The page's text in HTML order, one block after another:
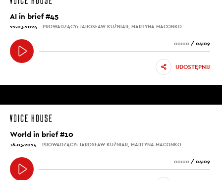
AI in brief #45
22.03.2024 PROWADZĄCY: JAROSŁAW KUŹNIAR, MARTYNA MACONKO
00:00 / 04:09
UDOSTĘPNIJ
World in brief #10
16.03.2024 PROWADZĄCY: JAROSŁAW KUŹNIAR, MARTYNA MACONKO
00:00 / 04:09